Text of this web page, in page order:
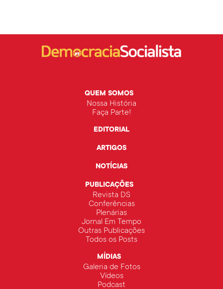
QUEM SOMOS
Nossa História
Faça Parte!
EDITORIAL
ARTIGOS
NOTÍCIAS
PUBLICAÇÕES
Revista DS
Conferências
Plenárias
Jornal Em Tempo
Outras Publicações
Todos os Posts
MÍDIAS
Galeria de Fotos
Vídeos
Podcast